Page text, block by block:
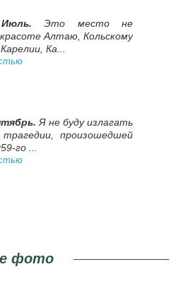
Июль.Это место не
Алтаю, Кольскому
Ка...
Я не буду излагать
произошедшей
го ...
фото